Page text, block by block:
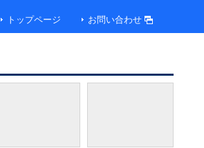
トップページ お問い合わせ